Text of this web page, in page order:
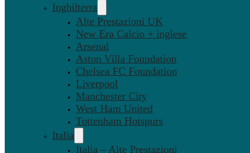
Inghilterra
Alte Prestazioni UK
New Era Calcio + inglese
Arsenal
Aston Villa Foundation
Chelsea FC Foundation
Liverpool
Manchester City
West Ham United
Tottenham Hotspurs
Italia
Italia – Alte Prestazioni